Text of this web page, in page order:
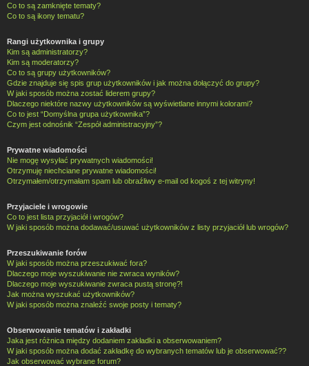
Co to są zamknięte tematy?
Co to są ikony tematu?
Rangi użytkownika i grupy
Kim są administratorzy?
Kim są moderatorzy?
Co to są grupy użytkowników?
Gdzie znajduje się spis grup użytkowników i jak można dołączyć do grupy?
W jaki sposób można zostać liderem grupy?
Dlaczego niektóre nazwy użytkowników są wyświetlane innymi kolorami?
Co to jest “Domyślna grupa użytkownika”?
Czym jest odnośnik “Zespół administracyjny”?
Prywatne wiadomości
Nie mogę wysyłać prywatnych wiadomości!
Otrzymuję niechciane prywatne wiadomości!
Otrzymałem/otrzymałam spam lub obraźliwy e-mail od kogoś z tej witryny!
Przyjaciele i wrogowie
Co to jest lista przyjaciół i wrogów?
W jaki sposób można dodawać/usuwać użytkowników z listy przyjaciół lub wrogów?
Przeszukiwanie forów
W jaki sposób można przeszukiwać fora?
Dlaczego moje wyszukiwanie nie zwraca wyników?
Dlaczego moje wyszukiwanie zwraca pustą stronę?!
Jak można wyszukać użytkowników?
W jaki sposób można znaleźć swoje posty i tematy?
Obserwowanie tematów i zakładki
Jaka jest różnica między dodaniem zakładki a obserwowaniem?
W jaki sposób można dodać zakładkę do wybranych tematów lub je obserwować??
Jak obserwować wybrane forum?